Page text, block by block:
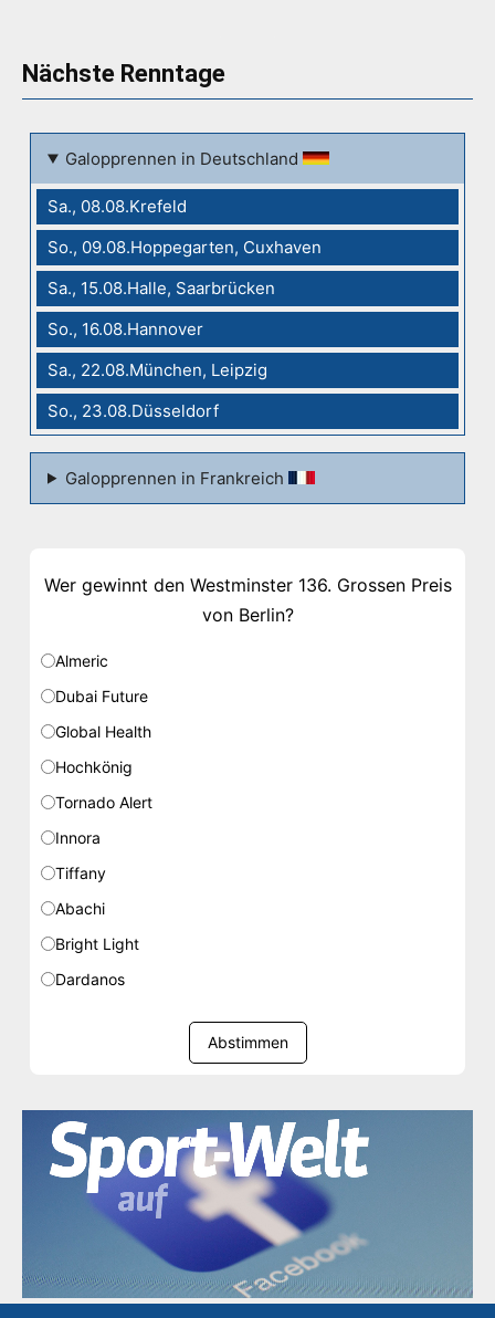
Nächste Renntage
Galopprennen in Deutschland
Sa., 08.08.Krefeld
So., 09.08.Hoppegarten, Cuxhaven
Sa., 15.08.Halle, Saarbrücken
So., 16.08.Hannover
Sa., 22.08.München, Leipzig
So., 23.08.Düsseldorf
Galopprennen in Frankreich
Wer gewinnt den Westminster 136. Grossen Preis
von Berlin?
Almeric
Dubai Future
Global Health
Hochkönig
Tornado Alert
Innora
Tiffany
Abachi
Bright Light
Dardanos
Abstimmen